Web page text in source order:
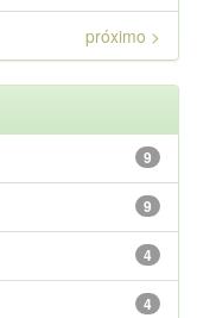
próximo >
9
9
4
4